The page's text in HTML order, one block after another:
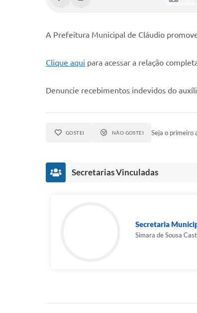
A Prefeitura Municipal de Cláudio
Clique aqui para acessar a relação
Denuncie recebimentos indevidos do
GOSTEI NÃO GOSTEI Seja o primeiro
Secretarias Vinculadas
Secretaria
Simara de Sousa